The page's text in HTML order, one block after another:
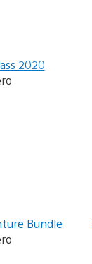
2020
Bundle